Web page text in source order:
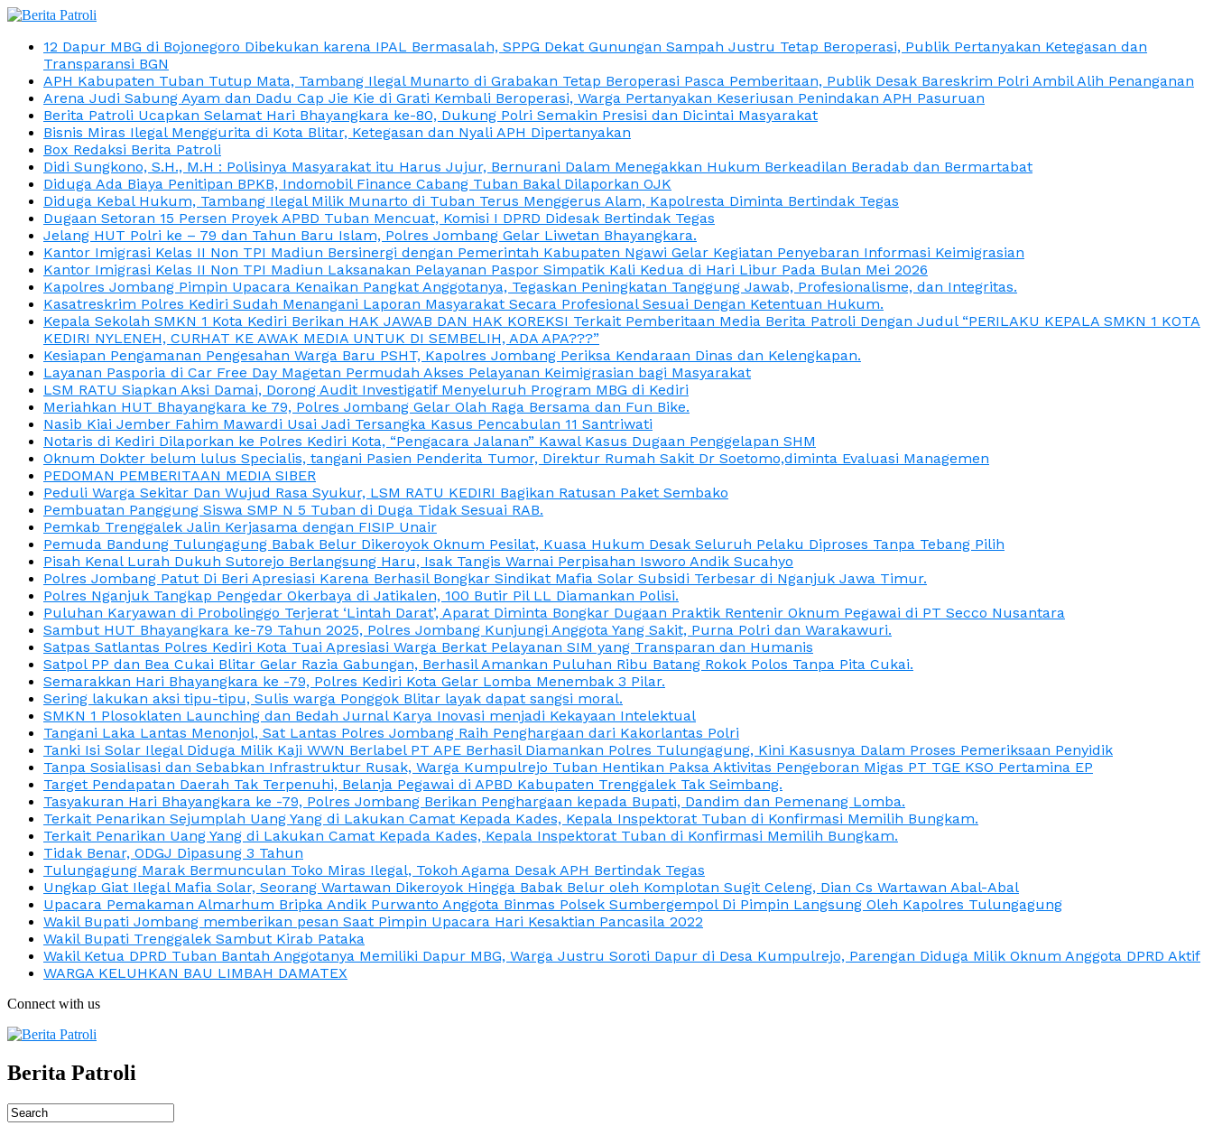
12 Dapur MBG di Bojonegoro Dibekukan karena IPAL Bermasalah, SPPG Dekat Gunungan Sampah Justru Tetap Beroperasi, Publik Pertanyakan Ketegasan dan
Transparansi BGN
APH Kabupaten Tuban Tutup Mata, Tambang Ilegal Munarto di Grabakan Tetap Beroperasi Pasca Pemberitaan, Publik Desak Bareskrim Polri Ambil Alih Penanganan
Arena Judi Sabung Ayam dan Dadu Cap Jie Kie di Grati Kembali Beroperasi, Warga Pertanyakan Keseriusan Penindakan APH Pasuruan
Berita Patroli Ucapkan Selamat Hari Bhayangkara ke-80, Dukung Polri Semakin Presisi dan Dicintai Masyarakat
Bisnis Miras Ilegal Menggurita di Kota Blitar, Ketegasan dan Nyali APH Dipertanyakan
Box Redaksi Berita Patroli
Didi Sungkono, S.H., M.H : Polisinya Masyarakat itu Harus Jujur, Bernurani Dalam Menegakkan Hukum Berkeadilan Beradab dan Bermartabat
Diduga Ada Biaya Penitipan BPKB, Indomobil Finance Cabang Tuban Bakal Dilaporkan OJK
Diduga Kebal Hukum, Tambang Ilegal Milik Munarto di Tuban Terus Menggerus Alam, Kapolresta Diminta Bertindak Tegas
Dugaan Setoran 15 Persen Proyek APBD Tuban Mencuat, Komisi I DPRD Didesak Bertindak Tegas
Jelang HUT Polri ke – 79 dan Tahun Baru Islam, Polres Jombang Gelar Liwetan Bhayangkara.
Kantor Imigrasi Kelas II Non TPI Madiun Bersinergi dengan Pemerintah Kabupaten Ngawi Gelar Kegiatan Penyebaran Informasi Keimigrasian
Kantor Imigrasi Kelas II Non TPI Madiun Laksanakan Pelayanan Paspor Simpatik Kali Kedua di Hari Libur Pada Bulan Mei 2026
Kapolres Jombang Pimpin Upacara Kenaikan Pangkat Anggotanya, Tegaskan Peningkatan Tanggung Jawab, Profesionalisme, dan Integritas.
Kasatreskrim Polres Kediri Sudah Menangani Laporan Masyarakat Secara Profesional Sesuai Dengan Ketentuan Hukum.
Kepala Sekolah SMKN 1 Kota Kediri Berikan HAK JAWAB DAN HAK KOREKSI Terkait Pemberitaan Media Berita Patroli Dengan Judul “PERILAKU KEPALA SMKN 1 KOTA
KEDIRI NYLENEH, CURHAT KE AWAK MEDIA UNTUK DI SEMBELIH, ADA APA???”
Kesiapan Pengamanan Pengesahan Warga Baru PSHT, Kapolres Jombang Periksa Kendaraan Dinas dan Kelengkapan.
Layanan Pasporia di Car Free Day Magetan Permudah Akses Pelayanan Keimigrasian bagi Masyarakat
LSM RATU Siapkan Aksi Damai, Dorong Audit Investigatif Menyeluruh Program MBG di Kediri
Meriahkan HUT Bhayangkara ke 79, Polres Jombang Gelar Olah Raga Bersama dan Fun Bike.
Nasib Kiai Jember Fahim Mawardi Usai Jadi Tersangka Kasus Pencabulan 11 Santriwati
Notaris di Kediri Dilaporkan ke Polres Kediri Kota, “Pengacara Jalanan” Kawal Kasus Dugaan Penggelapan SHM
Oknum Dokter belum lulus Specialis, tangani Pasien Penderita Tumor, Direktur Rumah Sakit Dr Soetomo,diminta Evaluasi Managemen
PEDOMAN PEMBERITAAN MEDIA SIBER
Peduli Warga Sekitar Dan Wujud Rasa Syukur, LSM RATU KEDIRI Bagikan Ratusan Paket Sembako
Pembuatan Panggung Siswa SMP N 5 Tuban di Duga Tidak Sesuai RAB.
Pemkab Trenggalek Jalin Kerjasama dengan FISIP Unair
Pemuda Bandung Tulungagung Babak Belur Dikeroyok Oknum Pesilat, Kuasa Hukum Desak Seluruh Pelaku Diproses Tanpa Tebang Pilih
Pisah Kenal Lurah Dukuh Sutorejo Berlangsung Haru, Isak Tangis Warnai Perpisahan Isworo Andik Sucahyo
Polres Jombang Patut Di Beri Apresiasi Karena Berhasil Bongkar Sindikat Mafia Solar Subsidi Terbesar di Nganjuk Jawa Timur.
Polres Nganjuk Tangkap Pengedar Okerbaya di Jatikalen, 100 Butir Pil LL Diamankan Polisi.
Puluhan Karyawan di Probolinggo Terjerat ‘Lintah Darat’, Aparat Diminta Bongkar Dugaan Praktik Rentenir Oknum Pegawai di PT Secco Nusantara
Sambut HUT Bhayangkara ke-79 Tahun 2025, Polres Jombang Kunjungi Anggota Yang Sakit, Purna Polri dan Warakawuri.
Satpas Satlantas Polres Kediri Kota Tuai Apresiasi Warga Berkat Pelayanan SIM yang Transparan dan Humanis
Satpol PP dan Bea Cukai Blitar Gelar Razia Gabungan, Berhasil Amankan Puluhan Ribu Batang Rokok Polos Tanpa Pita Cukai.
Semarakkan Hari Bhayangkara ke -79, Polres Kediri Kota Gelar Lomba Menembak 3 Pilar.
Sering lakukan aksi tipu-tipu, Sulis warga Ponggok Blitar layak dapat sangsi moral.
SMKN 1 Plosoklaten Launching dan Bedah Jurnal Karya Inovasi menjadi Kekayaan Intelektual
Tangani Laka Lantas Menonjol, Sat Lantas Polres Jombang Raih Penghargaan dari Kakorlantas Polri
Tanki Isi Solar Ilegal Diduga Milik Kaji WWN Berlabel PT APE Berhasil Diamankan Polres Tulungagung, Kini Kasusnya Dalam Proses Pemeriksaan Penyidik
Tanpa Sosialisasi dan Sebabkan Infrastruktur Rusak, Warga Kumpulrejo Tuban Hentikan Paksa Aktivitas Pengeboran Migas PT TGE KSO Pertamina EP
Target Pendapatan Daerah Tak Terpenuhi, Belanja Pegawai di APBD Kabupaten Trenggalek Tak Seimbang.
Tasyakuran Hari Bhayangkara ke -79, Polres Jombang Berikan Penghargaan kepada Bupati, Dandim dan Pemenang Lomba.
Terkait Penarikan Sejumplah Uang Yang di Lakukan Camat Kepada Kades, Kepala Inspektorat Tuban di Konfirmasi Memilih Bungkam.
Terkait Penarikan Uang Yang di Lakukan Camat Kepada Kades, Kepala Inspektorat Tuban di Konfirmasi Memilih Bungkam.
Tidak Benar, ODGJ Dipasung 3 Tahun
Tulungagung Marak Bermunculan Toko Miras Ilegal, Tokoh Agama Desak APH Bertindak Tegas
Ungkap Giat Ilegal Mafia Solar, Seorang Wartawan Dikeroyok Hingga Babak Belur oleh Komplotan Sugit Celeng, Dian Cs Wartawan Abal-Abal
Upacara Pemakaman Almarhum Bripka Andik Purwanto Anggota Binmas Polsek Sumbergempol Di Pimpin Langsung Oleh Kapolres Tulungagung
Wakil Bupati Jombang memberikan pesan Saat Pimpin Upacara Hari Kesaktian Pancasila 2022
Wakil Bupati Trenggalek Sambut Kirab Pataka
Wakil Ketua DPRD Tuban Bantah Anggotanya Memiliki Dapur MBG, Warga Justru Soroti Dapur di Desa Kumpulrejo, Parengan Diduga Milik Oknum Anggota DPRD Aktif
WARGA KELUHKAN BAU LIMBAH DAMATEX
Connect with us
Berita Patroli